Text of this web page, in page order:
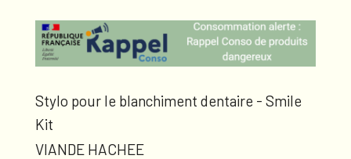
Stylo pour le blanchiment dentaire - Smile
Kit
VIANDE HACHEE